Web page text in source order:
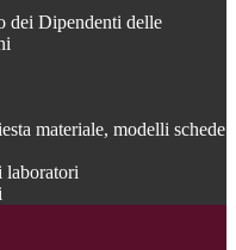
dei Dipendenti delle
materiale, modelli schede
laboratori